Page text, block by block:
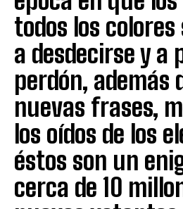
todos los
a desdecirse y a
perdón, además
nuevas frases,
los oídos de los
éstos son un
cerca de 10